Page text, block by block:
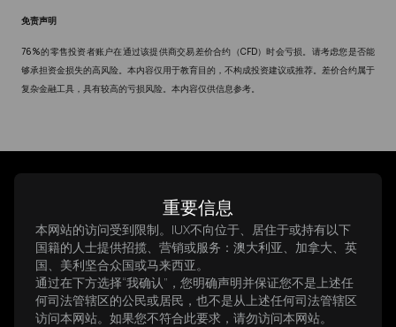
免责声明
76%的零售投资者账户在通过该提供商交易差价合约（CFD）时会亏损。请考虑您是否能
够承担资金损失的高风险。本内容仅用于教育目的，不构成投资建议或推荐。差价合约属于
复杂金融工具，具有较高的亏损风险。本内容仅供信息参考。
重要信息
本网站的访问受到限制。IUX不向位于、居住于或持有以下
国籍的人士提供招揽、营销或服务：澳大利亚、加拿大、英
国、美利坚合众国或马来西亚。
通过在下方选择“我确认”，您明确声明并保证您不是上述任
何司法管辖区的公民或居民，也不是从上述任何司法管辖区
访问本网站。如果您不符合此要求，请勿访问本网站。